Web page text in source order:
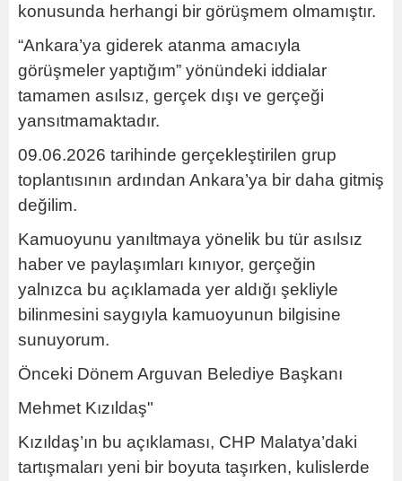
konusunda herhangi bir görüşmem olmamıştır.
“Ankara’ya giderek atanma amacıyla
görüşmeler yaptığım” yönündeki iddialar
tamamen asılsız, gerçek dışı ve gerçeği
yansıtmamaktadır.
09.06.2026 tarihinde gerçekleştirilen grup
toplantısının ardından Ankara’ya bir daha gitmiş
değilim.
Kamuoyunu yanıltmaya yönelik bu tür asılsız
haber ve paylaşımları kınıyor, gerçeğin
yalnızca bu açıklamada yer aldığı şekliyle
bilinmesini saygıyla kamuoyunun bilgisine
sunuyorum.
Önceki Dönem Arguvan Belediye Başkanı
Mehmet Kızıldaş"
Kızıldaş’ın bu açıklaması, CHP Malatya’daki
tartışmaları yeni bir boyuta taşırken, kulislerde